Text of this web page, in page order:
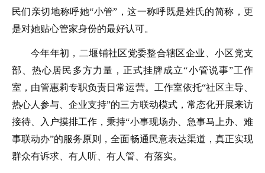
民们亲切地称呼她“小管”，这一称呼既是姓氏的简称，更
是对她贴心管家身份的最好认可。
今年年初，二堰铺社区党委整合辖区企业、小区党支
部、热心居民多方力量，正式挂牌成立“小管说事”工作
室，由管惠莉专职负责日常运营。工作室依托“社区主导、
热心人参与、企业支持”的三方联动模式，常态化开展来访
接待、入户摸排工作，秉持“小事现场办、急事马上办、难
事联动办”的服务原则，全面畅通民意表达渠道，真正实现
群众有诉求、有人听、有人管、有落实。